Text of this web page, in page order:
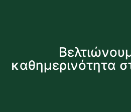
καθημερινότητα